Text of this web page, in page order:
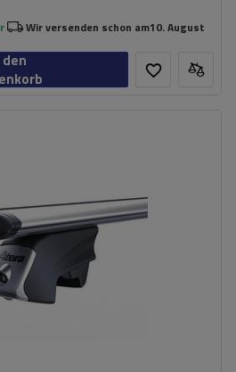
Wir versenden schon am10. August
den